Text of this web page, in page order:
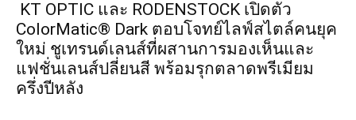
KT OPTIC และ RODENSTOCK เปิดตัว
ColorMatic® Dark ตอบโจทย์ไลฟ์สไตล์คนยุค
ใหม่ ชูเทรนด์เลนส์ที่ผสานการมองเห็นและ
แฟชั่นเลนส์ปลี่ยนสี พร้อมรุกตลาดพรีเมียม
ครึ่งปีหลัง